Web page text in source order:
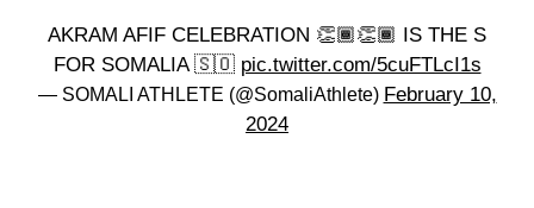
AKRAM AFIF CELEBRATION 👏🏾👏🏾 IS THE S
FOR SOMALIA 🇸🇴 pic.twitter.com/5cuFTLcI1s
— SOMALI ATHLETE (@SomaliAthlete) February 10,
2024